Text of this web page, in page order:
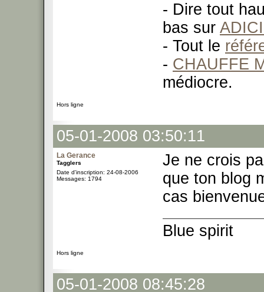
- Dire tout
bas sur
- Tout le
- CHAUFFE
médiocre.
Hors ligne
05-01-2008 03:50:11
La Gerance
Tagglers
Date d'inscription: 24-08-2006
Messages: 1794
Je ne crois
que ton blog
cas
Blue spirit
Hors ligne
05-01-2008 08:45:28